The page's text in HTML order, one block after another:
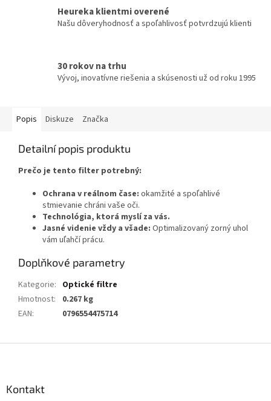
Heureka klientmi overené
Našu dôveryhodnosť a spoľahlivosť potvrdzujú klienti
30 rokov na trhu
Vývoj, inovatívne riešenia a skúsenosti už od roku 1995
Popis Diskuze Značka
Detailní popis produktu
Prečo je tento filter potrebný:
Ochrana v reálnom čase: okamžité a spoľahlivé
stmievanie chráni vaše oči.
Technológia, ktorá myslí za vás.
Jasné videnie vždy a všade: Optimalizovaný zorný uhol
vám uľahčí prácu.
Doplňkové parametry
Kategorie: Optické filtre
Hmotnost:
0.267 kg
EAN: 0796554475714
Kontakt